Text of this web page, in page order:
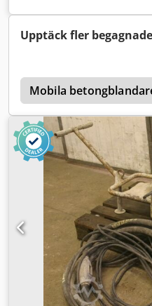
6 m - Vikt: 105 kg
Upptäck fler
Mobila